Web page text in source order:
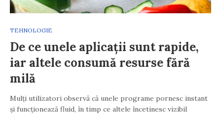
TEHNOLOGIE
De ce unele aplicații sunt rapide,
iar altele consumă resurse fără
milă
Mulți utilizatori observă că unele programe pornesc instant
și funcționează fluid, în timp ce altele încetinesc vizibil